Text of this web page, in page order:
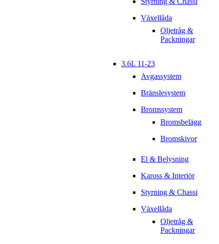
Växellåda
Oljetråg &
Packningar
3.6L 11-23
Avgassystem
Bränslesystem
Bromssystem
Bromsbelägg
Bromskivor
El & Belysning
Kaross & Interiör
Styrning & Chassi
Växellåda
Oljetråg &
Packningar